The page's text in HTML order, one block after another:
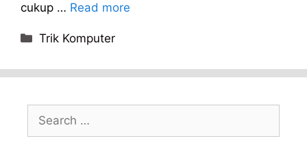
cukup … Read more
Categories
Trik Komputer
Search
for: